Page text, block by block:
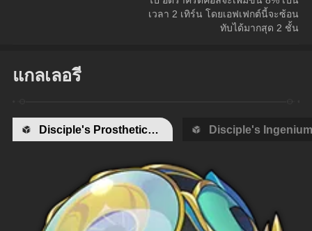
เวลา 2 เทิร์น โดยเอฟเฟกต์นี้จะซ้อน
ทับได้มากสุด 2 ชั้น
แกลเลอรี
Disciple's Prosthetic Eye Disciple's